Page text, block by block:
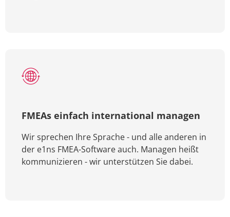
FMEAs einfach international managen
Wir sprechen Ihre Sprache - und alle anderen in
der e1ns FMEA-Software auch. Managen heißt
kommunizieren - wir unterstützen Sie dabei.